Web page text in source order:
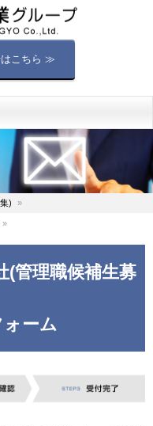
はこちら ≫
)
(管理職候補生募
ーム